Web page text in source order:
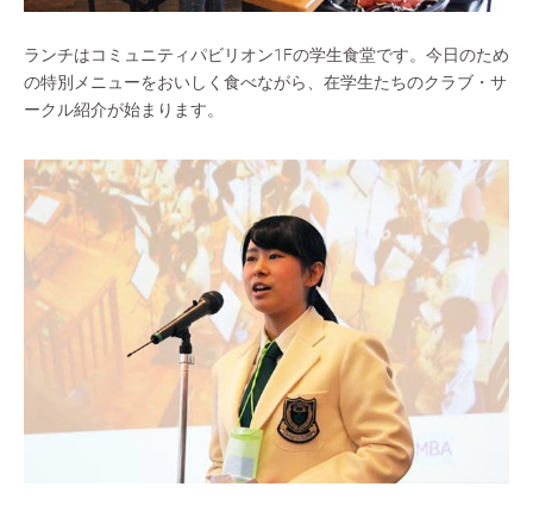
ランチはコミュニティパビリオン1Fの学生食堂です。今日のため
の特別メニューをおいしく食べながら、在学生たちのクラブ・サ
ークル紹介が始まります。